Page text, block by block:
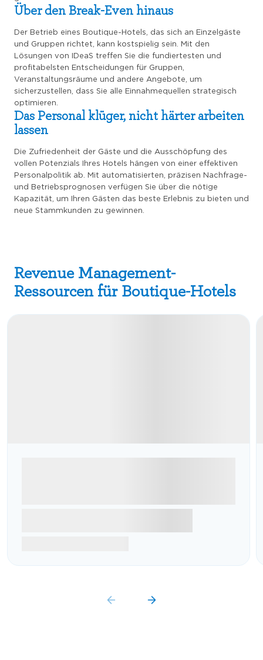
Über den Break-Even hinaus
Der Betrieb eines Boutique-Hotels, das sich an Einzelgäste
und Gruppen richtet, kann kostspielig sein. Mit den
Lösungen von IDeaS treffen Sie die fundiertesten und
profitabelsten Entscheidungen für Gruppen,
Veranstaltungsräume und andere Angebote, um
sicherzustellen, dass Sie alle Einnahmequellen strategisch
optimieren.
Das Personal klüger, nicht härter arbeiten
lassen
Die Zufriedenheit der Gäste und die Ausschöpfung des
vollen Potenzials Ihres Hotels hängen von einer effektiven
Personalpolitik ab. Mit automatisierten, präzisen Nachfrage-
und Betriebsprognosen verfügen Sie über die nötige
Kapazität, um Ihren Gästen das beste Erlebnis zu bieten und
neue Stammkunden zu gewinnen.
Revenue Management-
Ressourcen für Boutique-Hotels